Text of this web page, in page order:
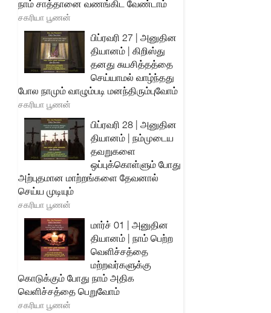
நாம் சாத்தானை வணங்கிட வேண்டாம்
சகரியா பூணன்
பிப்ரவரி 27 | அனுதின
தியானம் | கிறிஸ்து
தனது சுயசித்தத்தை
செய்யாமல் வாழ்ந்தது
போல நாமும் வாழும்படி மனந்திரும்புவோம்
சகரியா பூணன்
பிப்ரவரி 28 | அனுதின
தியானம் | நம்முடைய
தவறுகளை
ஒப்புக்கொள்ளும் போது
அற்புதமான மாற்றங்களை தேவனால்
செய்ய முடியும்
சகரியா பூணன்
மார்ச் 01 | அனுதின
தியானம் | நாம் பெற்ற
வெளிச்சத்தை
மற்றவர்களுக்கு
கொடுக்கும் போது நாம் அதிக
வெளிச்சத்தை பெறுவோம்
சகரியா பூணன்